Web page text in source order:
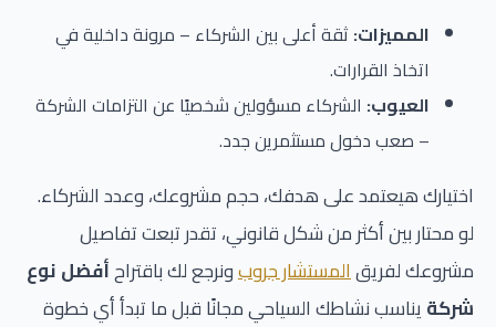
المميزات: ثقة أعلى بين الشركاء – مرونة داخلية في
اتخاذ القرارات.
العيوب: الشركاء مسؤولين شخصيًا عن التزامات الشركة
– صعب دخول مستثمرين جدد.
اختيارك هيعتمد على هدفك، حجم مشروعك، وعدد الشركاء.
لو محتار بين أكثر من شكل قانوني، تقدر تبعت تفاصيل
مشروعك لفريقالمستشار جروبونرجع لك باقتراحأفضل نوع
شركةيناسب نشاطك السياحي مجانًا قبل ما تبدأ أي خطوة